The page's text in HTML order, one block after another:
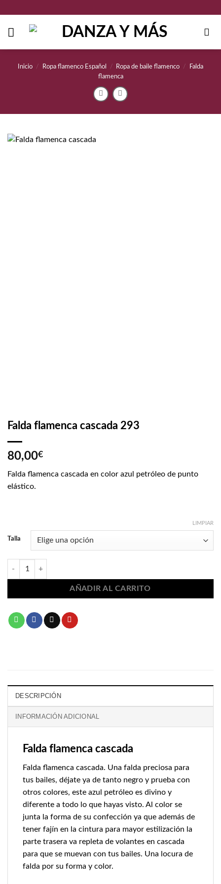
contenido
Inicio / Ropa flamenco Español / Ropa de baile flamenco /
Falda
flamenca
Falda flamenca cascada 293
80,00€
Falda flamenca cascada en color azul petróleo de punto
elástico.
Talla
LIMPIAR
Falda flamenca cascada 293 cantidad
AÑADIR AL CARRITO
DESCRIPCIÓN
INFORMACIÓN ADICIONAL
Falda flamenca cascada
Falda flamenca cascada. Una falda preciosa para
tus bailes, déjate ya de tanto negro y prueba con
otros colores, este azul petróleo es divino y
diferente a todo lo que hayas visto. Al color se
junta la forma de su confección ya que además de
tener fajín en la cintura para mayor estilización la
parte trasera va repleta de volantes en cascada
para que se muevan con tus bailes. Una locura de
falda por su forma y color.